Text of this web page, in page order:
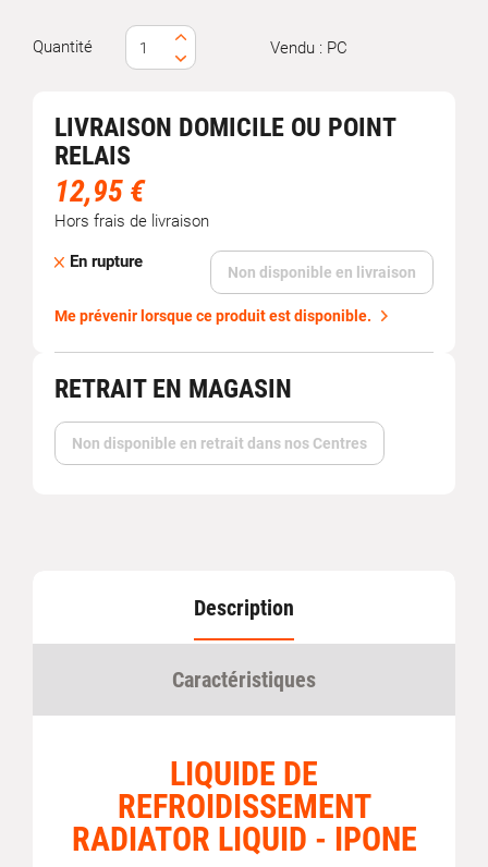
Quantité Vendu : PC
LIVRAISON DOMICILE OU POINT
RELAIS
12,95 €
Hors frais de livraison
En rupture
Non disponible en livraison
Me prévenir lorsque ce produit est disponible.
RETRAIT EN MAGASIN
Non disponible en retrait dans nos Centres
Description
Caractéristiques
LIQUIDE DE
REFROIDISSEMENT
RADIATOR LIQUID - IPONE